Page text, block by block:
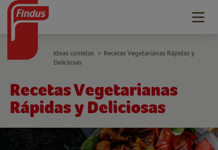
Recetas Vegetarianas
Rápidas y Deliciosas
Ideas comidas > Recetas Vegetarianas Rápidas y
Deliciosas